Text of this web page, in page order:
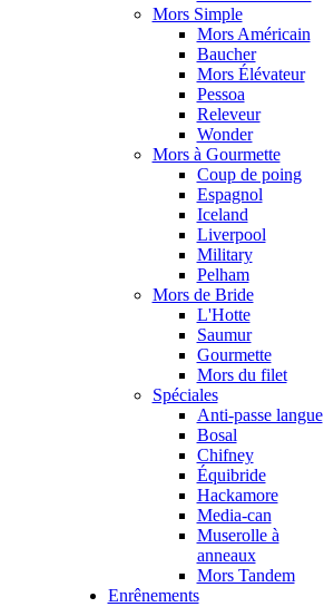
Mors Simple
Mors Américain
Baucher
Mors Élévateur
Pessoa
Releveur
Wonder
Mors à Gourmette
Coup de poing
Espagnol
Iceland
Liverpool
Military
Pelham
Mors de Bride
L'Hotte
Saumur
Gourmette
Mors du filet
Spéciales
Anti-passe langue
Bosal
Chifney
Équibride
Hackamore
Media-can
Muserolle à
anneaux
Mors Tandem
Enrênements